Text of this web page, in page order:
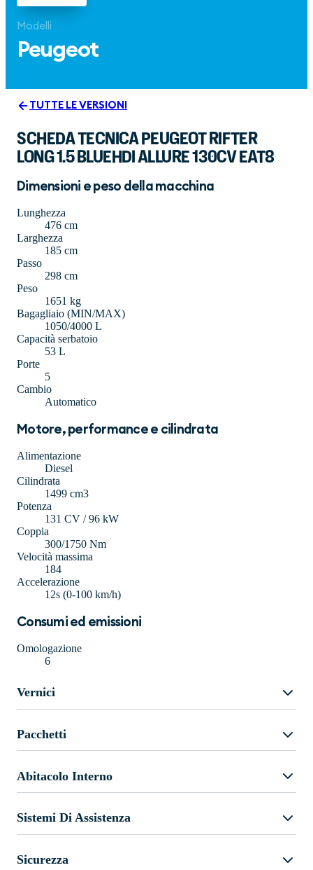
Modelli
Peugeot
TUTTE LE VERSIONI
SCHEDA TECNICA PEUGEOT RIFTER
LONG 1.5 BLUEHDI ALLURE 130CV EAT8
Dimensioni e peso della macchina
Lunghezza
476 cm
Larghezza
185 cm
Passo
298 cm
Peso
1651 kg
Bagagliaio (MIN/MAX)
1050/4000 L
Capacità serbatoio
53 L
Porte
5
Cambio
Automatico
Motore, performance e cilindrata
Alimentazione
Diesel
Cilindrata
1499 cm3
Potenza
131 CV / 96 kW
Coppia
300/1750 Nm
Velocità massima
184
Accelerazione
12s (0-100 km/h)
Consumi ed emissioni
Omologazione
6
Vernici
Pacchetti
Abitacolo Interno
Sistemi Di Assistenza
Sicurezza